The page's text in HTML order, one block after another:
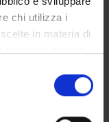
chi utilizza i
in materia di
in qualsiasi
o facendo clic